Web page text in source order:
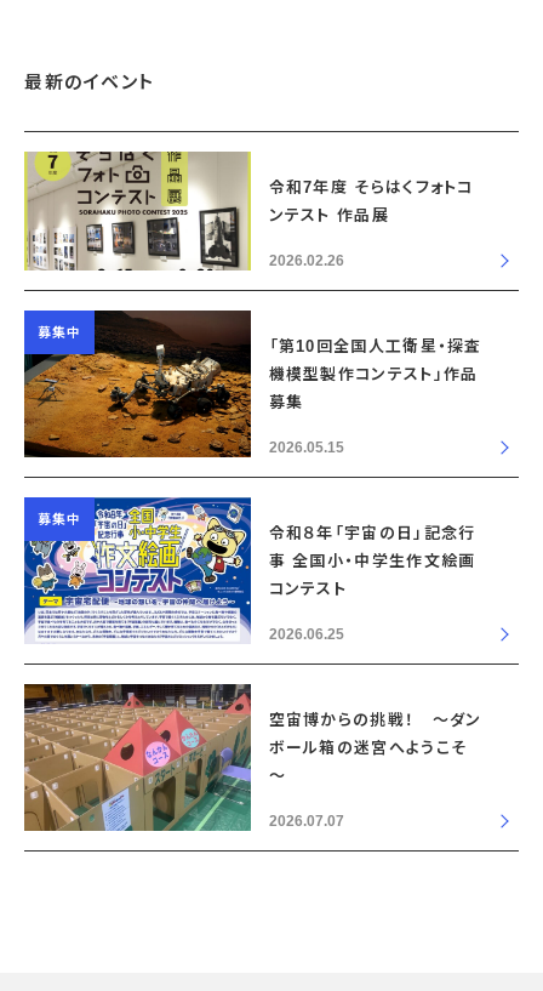
最新のイベント
令和7年度 そらはくフォトコ
ンテスト 作品展
2026.02.26
募集中
「第10回全国人工衛星・探査
機模型製作コンテスト」作品
募集
2026.05.15
募集中
令和８年「宇宙の日」記念行
事 全国小・中学生作文絵画
コンテスト
2026.06.25
空宙博からの挑戦！ ～ダン
ボール箱の迷宮へようこそ
～
2026.07.07